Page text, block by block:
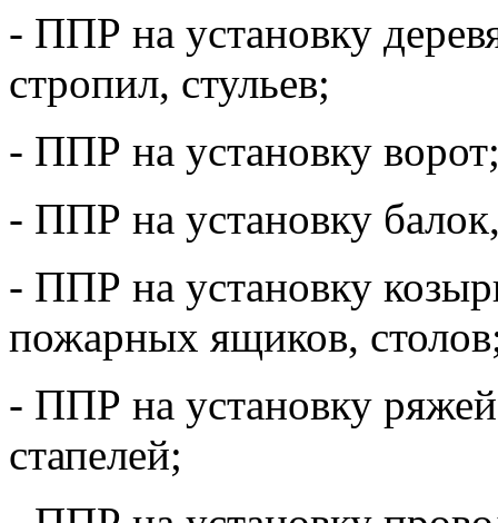
- ППР на установку
стропил, стульев;
- ППР на установку
- ППР на установку
- ППР на установку
пожарных ящиков,
- ППР на установку
стапелей;